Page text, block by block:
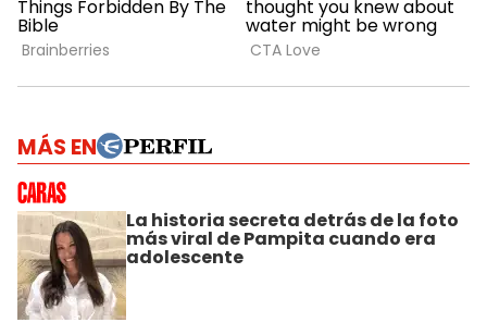
MÁS EN
La historia secreta detrás de la foto
más viral de Pampita cuando era
adolescente